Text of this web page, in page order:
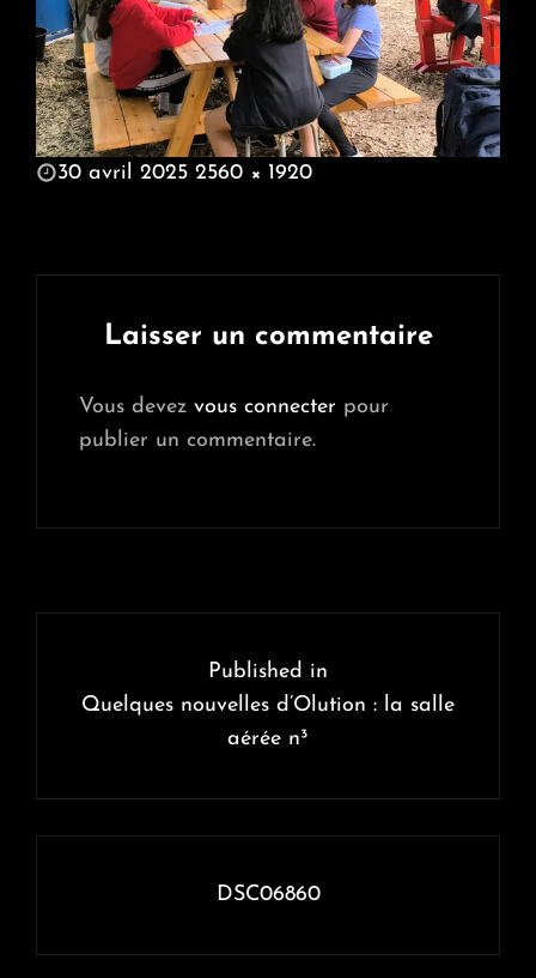
POSTED
30 avril 2025 2560 × 1920
Laisser un commentaire
Vous devez vous connecter pour
publier un commentaire.
l’article
Published in
Quelques nouvelles d’Olution : la salle
aérée n³
DSC06860